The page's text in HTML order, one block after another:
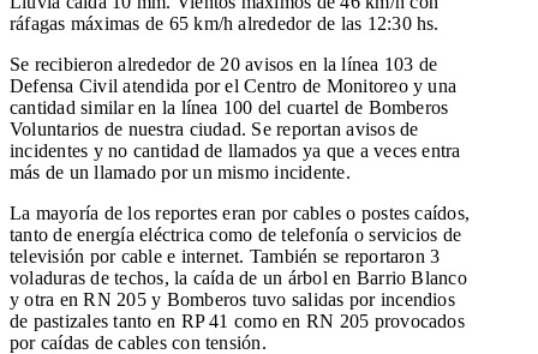
ráfagas máximas de 65 km/h alrededor de las 12:30 hs.
Se recibieron alrededor de 20 avisos en la línea 103 de
Defensa Civil atendida por el Centro de Monitoreo y una
cantidad similar en la línea 100 del cuartel de Bomberos
Voluntarios de nuestra ciudad. Se reportan avisos de
incidentes y no cantidad de llamados ya que a veces entra
más de un llamado por un mismo incidente.
La mayoría de los reportes eran por cables o postes caídos,
tanto de energía eléctrica como de telefonía o servicios de
televisión por cable e internet. También se reportaron 3
voladuras de techos, la caída de un árbol en Barrio Blanco
y otra en RN 205 y Bomberos tuvo salidas por incendios
de pastizales tanto en RP 41 como en RN 205 provocados
por caídas de cables con tensión.